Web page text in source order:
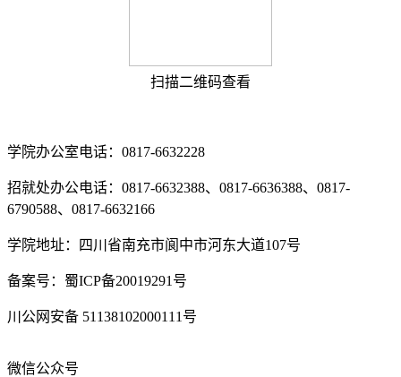
扫描二维码查看
学院办公室电话：0817-6632228
招就处办公电话：0817-6632388、0817-6636388、0817-
6790588、0817-6632166
学院地址：四川省南充市阆中市河东大道107号
备案号：蜀ICP备20019291号
川公网安备 51138102000111号
微信公众号